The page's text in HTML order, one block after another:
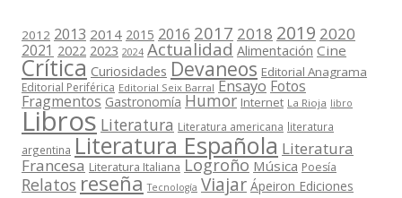
2012 2013 2014 2015 2016 2017 2018 2019 2020
2021 2022 2023 2024 Actualidad Alimentación Cine
Crítica Curiosidades Devaneos Editorial Anagrama
Editorial Periférica Editorial Seix Barral Ensayo Fotos
Fragmentos Gastronomía Humor Internet La Rioja libro
Libros Literatura Literatura americana literatura
argentina Literatura Española Literatura
Francesa Literatura Italiana Logroño Música Poesía
Relatos reseña Tecnología Viajar Ápeiron Ediciones